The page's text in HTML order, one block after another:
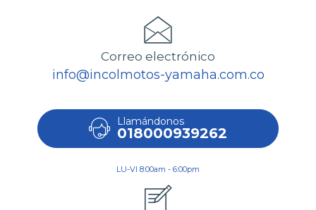
Correo electrónico
info@incolmotos-yamaha.com.co
Llamándonos
018000939262
LU-VI 8:00am - 6:00pm